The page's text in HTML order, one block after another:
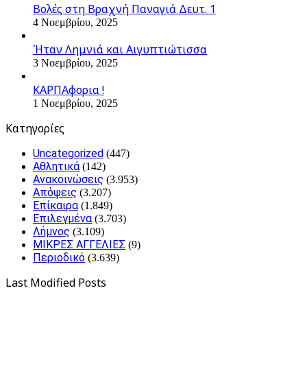
Βολές στη Βραχνή Παναγιά Δευτ. 1
4 Νοεμβρίου, 2025
Ήταν Λημνιά και Αιγυπτιώτισσα
3 Νοεμβρίου, 2025
ΚΑΡΠΑφορια !
1 Νοεμβρίου, 2025
Kατηγορίες
Uncategorized (447)
Αθλητικά (142)
Ανακοινώσεις (3.953)
Απόψεις (3.207)
Επίκαιρα (1.849)
Επιλεγμένα (3.703)
Λήμνος (3.109)
ΜΙΚΡΕΣ ΑΓΓΕΛΙΕΣ (9)
Περιοδικό (3.639)
Last Modified Posts